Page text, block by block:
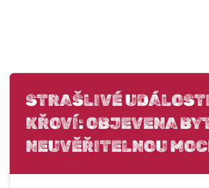
STRAŠLIVÉ
KŘOVÍ: OBJEVENA
NEUVĚŘITELNOU